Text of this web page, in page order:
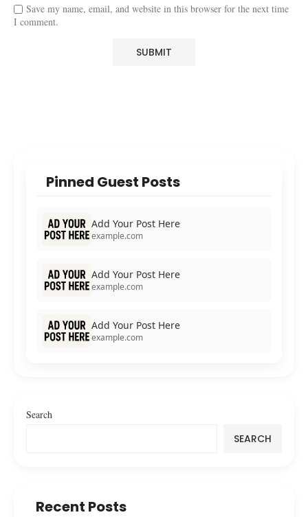
Save my name, email, and website in this browser for the next time
I comment.
Pinned Guest Posts
Add Your Post Here
example.com
Add Your Post Here
example.com
Add Your Post Here
example.com
Search
SEARCH
Recent Posts